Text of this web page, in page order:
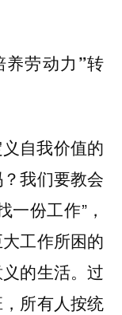
养劳动力”转
自我价值的
我们要教会
份工作”，
工作所困的
的生活。过
所有人按统